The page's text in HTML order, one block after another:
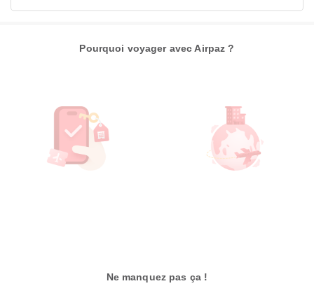
Pourquoi voyager avec Airpaz ?
Ne manquez pas ça !